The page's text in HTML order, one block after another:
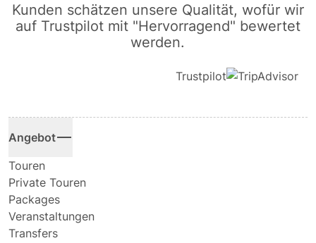
Kunden schätzen unsere Qualität, wofür wir
auf Trustpilot mit "Hervorragend" bewertet
werden.
Trustpilot
Angebot
Touren
Private Touren
Packages
Veranstaltungen
Transfers